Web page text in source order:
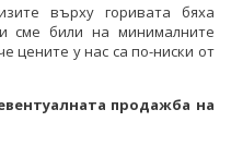
върху горивата бяха
сме били на минималните
цените у нас са по-ниски от
продажба на